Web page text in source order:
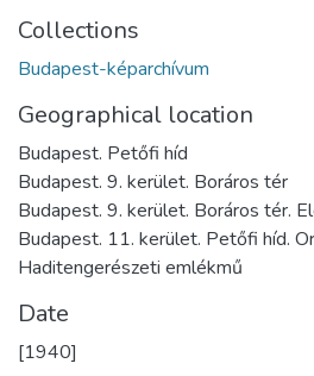
Collections
Budapest-képarchívum
Geographical location
Budapest. Petőfi híd
Budapest. 9. kerület. Boráros tér
Budapest. 9. kerület. Boráros tér.
Budapest. 11. kerület. Petőfi híd.
Haditengerészeti emlékmű
Date
[1940]